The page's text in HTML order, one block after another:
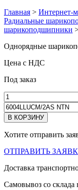
Главная > Интернет-
Радиальные
шарикоподшипники
Однорядные
Цена с НДС
Под заказ
Хотите отправить
ОТПРАВИТЬ
Доставка
Самовывоз со склада